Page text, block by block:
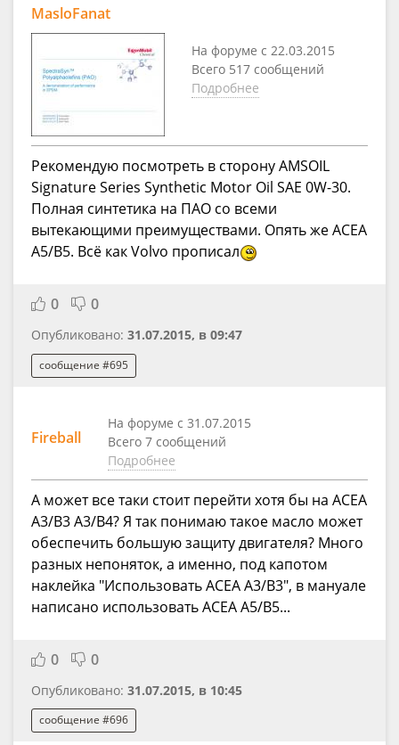
MasloFanat
На форуме с 22.03.2015
Всего 517 сообщений
Подробнее
Рекомендую посмотреть в сторону AMSOIL
Signature Series Synthetic Motor Oil SAE 0W-30.
Полная синтетика на ПАО со всеми
вытекающими преимуществами. Опять же ACEA
A5/B5. Всё как Volvo прописал
0 0
Опубликовано: 31.07.2015, в 09:47
сообщение #695
Fireball
На форуме с 31.07.2015
Всего 7 сообщений
Подробнее
А может все таки стоит перейти хотя бы на ACEA
A3/B3 A3/B4? Я так понимаю такое масло может
обеспечить большую защиту двигателя? Много
разных непоняток, а именно, под капотом
наклейка "Использовать ACEA A3/B3", в мануале
написано использовать ACEA A5/B5...
0 0
Опубликовано: 31.07.2015, в 10:45
сообщение #696